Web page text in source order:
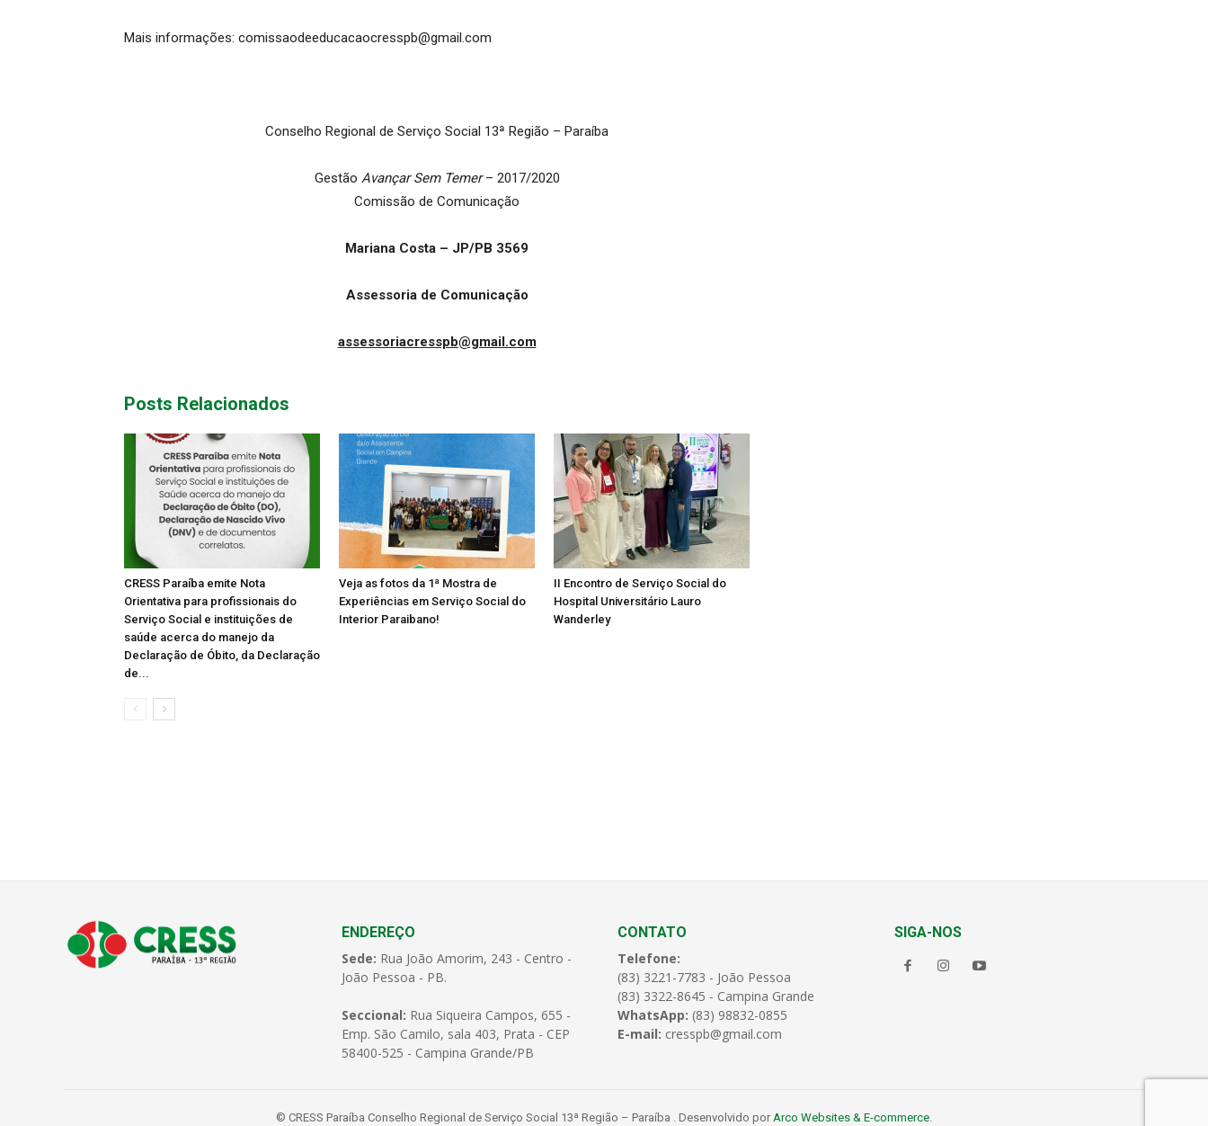
Mais informações: comissaodeeducacaocresspb@gmail.com
Conselho Regional de Serviço Social 13ª Região – Paraíba
Gestão Avançar Sem Temer– 2017/2020
Comissão de Comunicação
Mariana Costa – JP/PB 3569
Assessoria de Comunicação
assessoriacresspb@gmail.com
Posts Relacionados
CRESS Paraíba emite Nota
Orientativa para profissionais do
Serviço Social e instituições de
saúde acerca do manejo da
Declaração de Óbito, da Declaração
de...
Veja as fotos da 1ª Mostra de
Experiências em Serviço Social do
Interior Paraibano!
II Encontro de Serviço Social do
Hospital Universitário Lauro
Wanderley
ENDEREÇO
Sede: Rua João Amorim, 243 - Centro -
João Pessoa - PB.
Seccional: Rua Siqueira Campos, 655 -
Emp. São Camilo, sala 403, Prata - CEP
58400-525 - Campina Grande/PB
CONTATO
Telefone:
(83) 3221-7783 - João Pessoa
(83) 3322-8645 - Campina Grande
WhatsApp: (83) 98832-0855
E-mail: cresspb@gmail.com
SIGA-NOS
© CRESS Paraíba Conselho Regional de Serviço Social 13ª Região – Paraíba . Desenvolvido por Arco Websites & E-commerce